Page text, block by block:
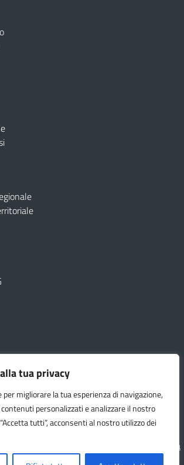
tua privacy
per migliorare la tua esperienza di navigazione,
personalizzati e analizzare il nostro
tutti”, acconsenti al nostro utilizzo dei
Albo online
Obiettivi di accessibilitàFeedback
Cookie
Idea e progetto di Designers Italia